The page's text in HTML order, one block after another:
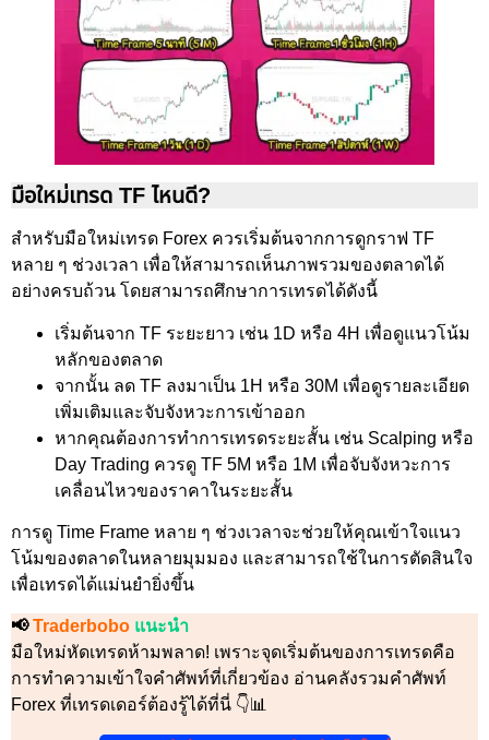
มือใหม่เทรด TF ไหนดี?
สำหรับมือใหม่เทรด Forex ควรเริ่มต้นจากการดูกราฟ TF
หลาย ๆ ช่วงเวลา เพื่อให้สามารถเห็นภาพรวมของตลาดได้
อย่างครบถ้วน โดยสามารถศึกษาการเทรดได้ดังนี้
เริ่มต้นจาก TF ระยะยาว เช่น 1D หรือ 4H เพื่อดูแนวโน้ม
หลักของตลาด
จากนั้น ลด TF ลงมาเป็น 1H หรือ 30M เพื่อดูรายละเอียด
เพิ่มเติมและจับจังหวะการเข้าออก
หากคุณต้องการทำการเทรดระยะสั้น เช่น Scalping หรือ
Day Trading ควรดู TF 5M หรือ 1M เพื่อจับจังหวะการ
เคลื่อนไหวของราคาในระยะสั้น
การดู Time Frame หลาย ๆ ช่วงเวลาจะช่วยให้คุณเข้าใจแนว
โน้มของตลาดในหลายมุมมอง และสามารถใช้ในการตัดสินใจ
เพื่อเทรดได้แม่นยำยิ่งขึ้น
📢Traderbobo แนะนำ
มือใหม่หัดเทรดห้ามพลาด! เพราะจุดเริ่มต้นของการเทรดคือ
การทำความเข้าใจคำศัพท์ที่เกี่ยวข้อง อ่านคลังรวมคำศัพท์
Forex ที่เทรดเดอร์ต้องรู้ได้ที่นี่ 👇📊